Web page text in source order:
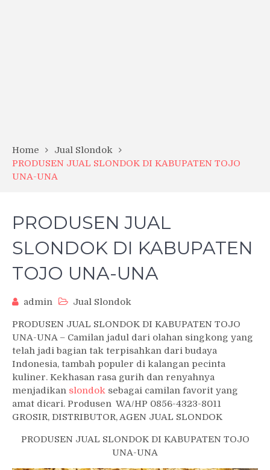
Home
Jual Slondok
PRODUSEN JUAL SLONDOK DI KABUPATEN TOJO
UNA-UNA
PRODUSEN JUAL
SLONDOK DI KABUPATEN
TOJO UNA-UNA
admin Jual Slondok
PRODUSEN JUAL SLONDOK DI KABUPATEN TOJO
UNA-UNA – Camilan jadul dari olahan singkong yang
telah jadi bagian tak terpisahkan dari budaya
Indonesia, tambah populer di kalangan pecinta
kuliner. Kekhasan rasa gurih dan renyahnya
menjadikan slondok sebagai camilan favorit yang
amat dicari. Produsen WA/HP 0856-4323-8011
GROSIR, DISTRIBUTOR, AGEN JUAL SLONDOK
PRODUSEN JUAL SLONDOK DI KABUPATEN TOJO
UNA-UNA